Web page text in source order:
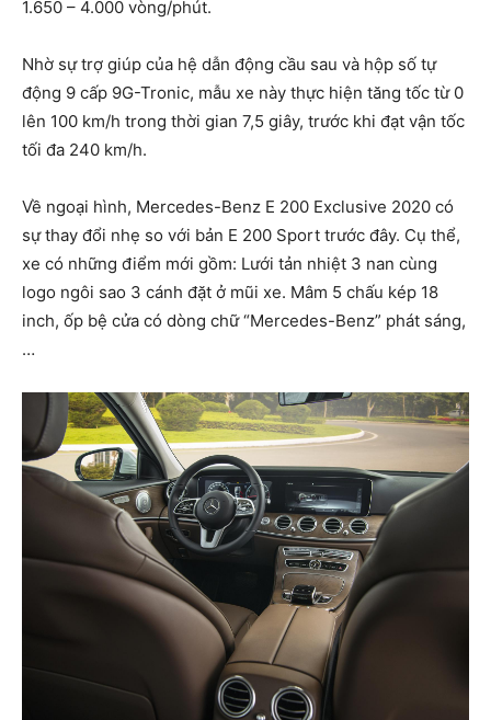
1.650 – 4.000 vòng/phút.
Nhờ sự trợ giúp của hệ dẫn động cầu sau và hộp số tự
động 9 cấp 9G-Tronic, mẫu xe này thực hiện tăng tốc từ 0
lên 100 km/h trong thời gian 7,5 giây, trước khi đạt vận tốc
tối đa 240 km/h.
Về ngoại hình, Mercedes-Benz E 200 Exclusive 2020 có
sự thay đổi nhẹ so với bản E 200 Sport trước đây. Cụ thể,
xe có những điểm mới gồm: Lưới tản nhiệt 3 nan cùng
logo ngôi sao 3 cánh đặt ở mũi xe. Mâm 5 chấu kép 18
inch, ốp bệ cửa có dòng chữ “Mercedes-Benz” phát sáng,
…